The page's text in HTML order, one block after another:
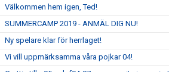
Välkommen hem igen, Ted!
SUMMERCAMP 2019 - ANMÄL DIG NU!
Ny spelare klar för herrlaget!
Vi vill uppmärksamma våra pojkar 04!